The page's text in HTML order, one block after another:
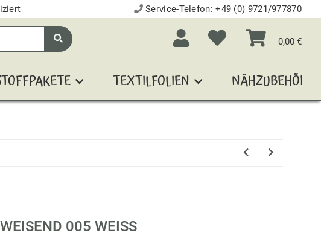
Service-Telefon:+49 (0) 9721/977870
0,00 €
TEXTILFOLIEN NÄHZUBEHÖR
005 WEISS